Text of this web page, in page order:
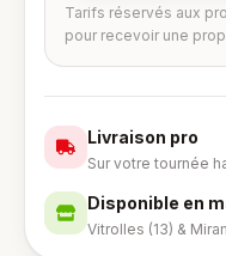
Tarifs réservés aux
pour recevoir une
Livraison pro
Sur votre tournée
Disponible en
Vitrolles (13) &